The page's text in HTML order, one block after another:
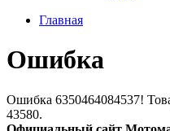
Главная
Ошибка
Ошибка 6350464084537!
43580.